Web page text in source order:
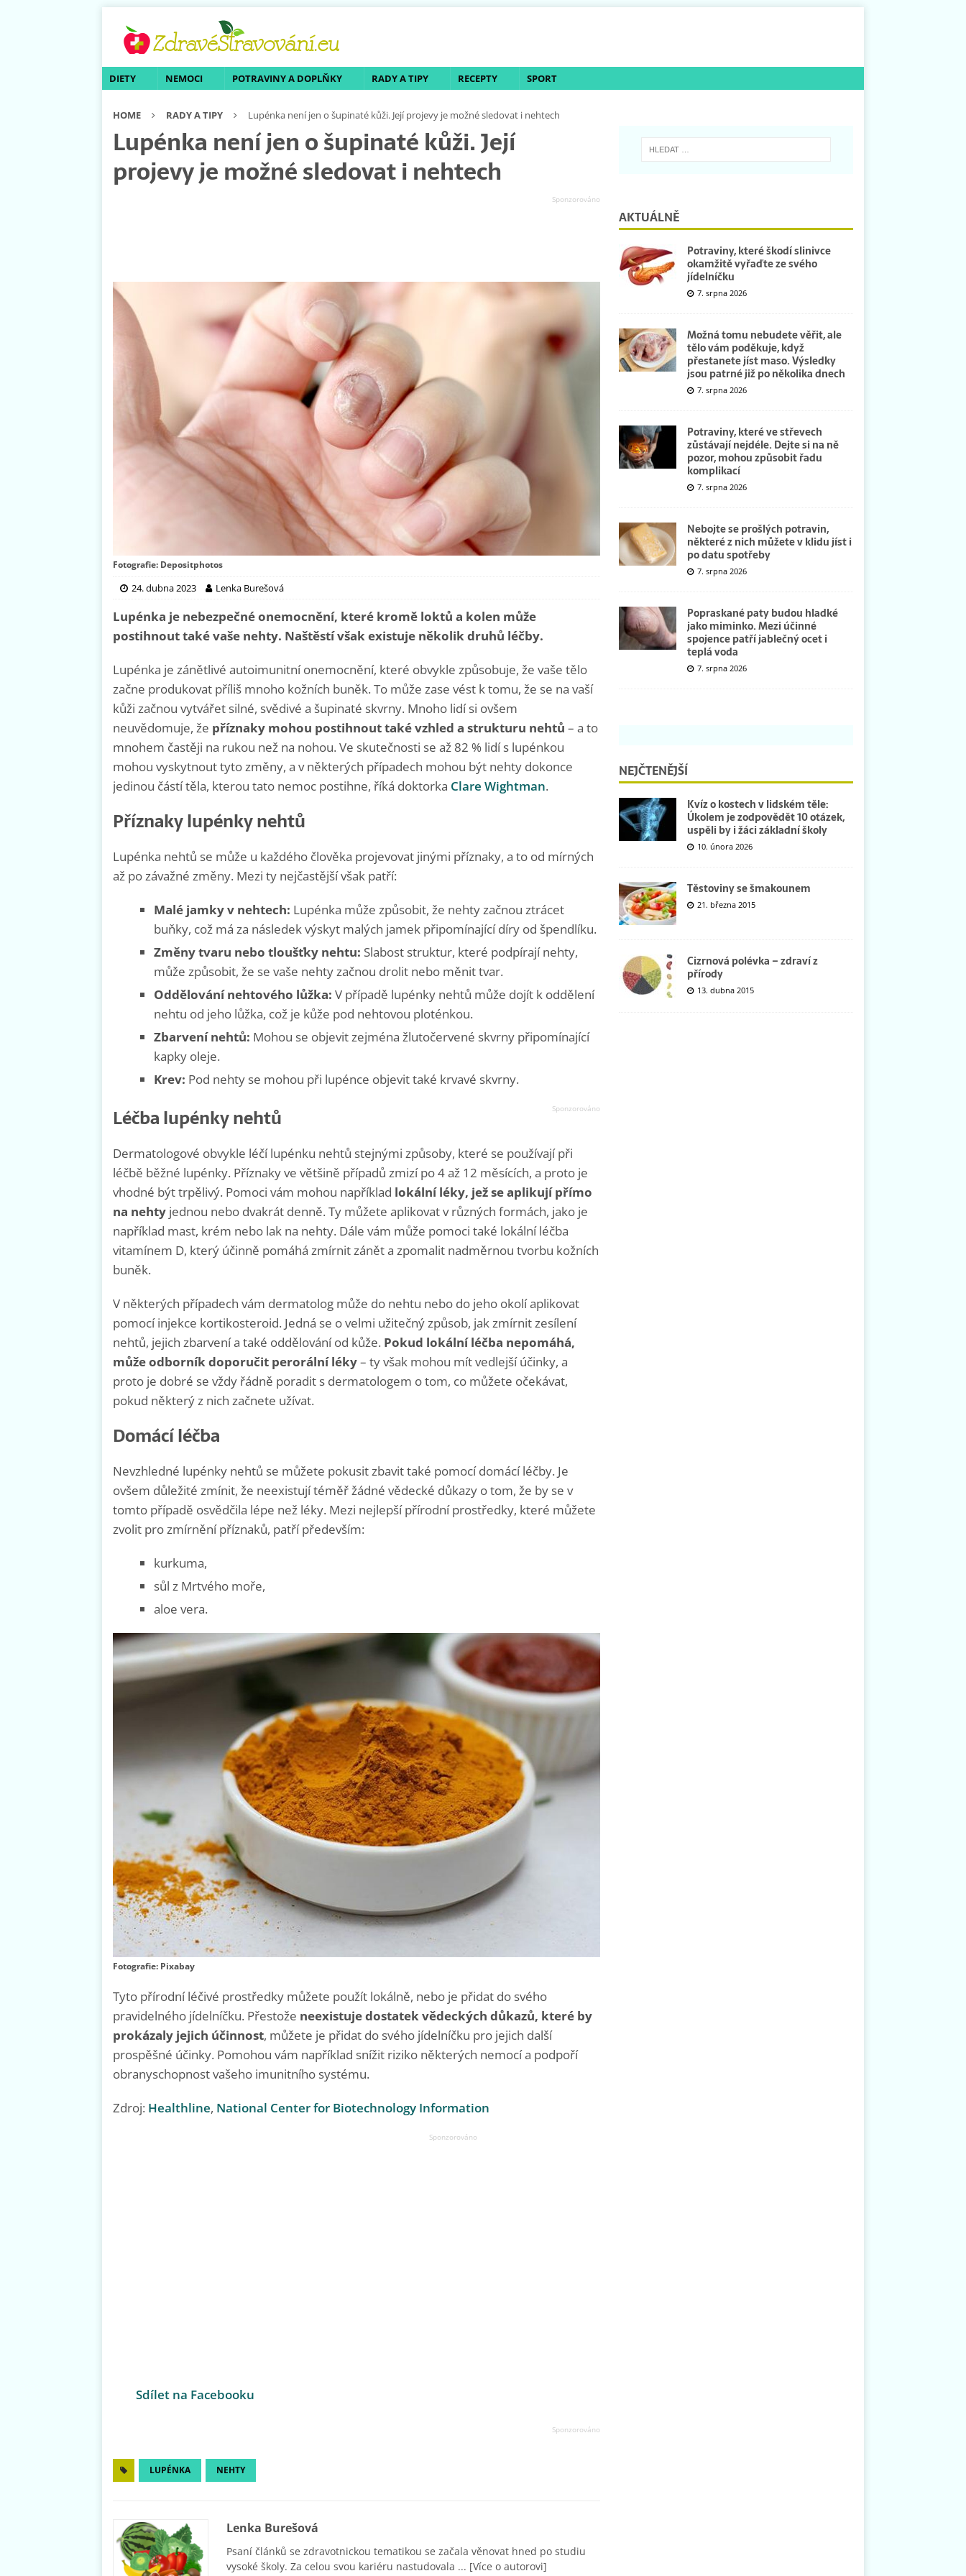
DIETY NEMOCI POTRAVINY A DOPLŇKY RADY A TIPY RECEPTY SPORT
HOME RADY A TIPY Lupénka není jen o šupinaté kůži. Její projevy je možné sledovat i nehtech
Lupénka není jen o šupinaté kůži. Její
projevy je možné sledovat i nehtech
Fotografie: Depositphotos
24. dubna 2023 Lenka Burešová
Lupénka je nebezpečné onemocnění, které kromě loktů a kolen může
postihnout také vaše nehty. Naštěstí však existuje několik druhů léčby.
Lupénka je zánětlivé autoimunitní onemocnění, které obvykle způsobuje, že vaše tělo
začne produkovat příliš mnoho kožních buněk. To může zase vést k tomu, že se na vaší
kůži začnou vytvářet silné, svědivé a šupinaté skvrny. Mnoho lidí si ovšem
neuvědomuje, že příznaky mohou postihnout také vzhled a strukturu nehtů – a to
mnohem častěji na rukou než na nohou. Ve skutečnosti se až 82 % lidí s lupénkou
mohou vyskytnout tyto změny, a v některých případech mohou být nehty dokonce
jedinou částí těla, kterou tato nemoc postihne, říká doktorka Clare Wightman.
Příznaky lupénky nehtů
Lupénka nehtů se může u každého člověka projevovat jinými příznaky, a to od mírných
až po závažné změny. Mezi ty nejčastější však patří:
Malé jamky v nehtech: Lupénka může způsobit, že nehty začnou ztrácet
buňky, což má za následek výskyt malých jamek připomínající díry od špendlíku.
Změny tvaru nebo tloušťky nehtu: Slabost struktur, které podpírají nehty,
může způsobit, že se vaše nehty začnou drolit nebo měnit tvar.
Oddělování nehtového lůžka: V případě lupénky nehtů může dojít k oddělení
nehtu od jeho lůžka, což je kůže pod nehtovou ploténkou.
Zbarvení nehtů: Mohou se objevit zejména žlutočervené skvrny připomínající
kapky oleje.
Krev: Pod nehty se mohou při lupénce objevit také krvavé skvrny.
Léčba lupénky nehtů
Dermatologové obvykle léčí lupénku nehtů stejnými způsoby, které se používají při
léčbě běžné lupénky. Příznaky ve většině případů zmizí po 4 až 12 měsících, a proto je
vhodné být trpělivý. Pomoci vám mohou například lokální léky, jež se aplikují přímo
na nehty jednou nebo dvakrát denně. Ty můžete aplikovat v různých formách, jako je
například mast, krém nebo lak na nehty. Dále vám může pomoci také lokální léčba
vitamínem D, který účinně pomáhá zmírnit zánět a zpomalit nadměrnou tvorbu kožních
buněk.
V některých případech vám dermatolog může do nehtu nebo do jeho okolí aplikovat
pomocí injekce kortikosteroid. Jedná se o velmi užitečný způsob, jak zmírnit zesílení
nehtů, jejich zbarvení a také oddělování od kůže. Pokud lokální léčba nepomáhá,
může odborník doporučit perorální léky– ty však mohou mít vedlejší účinky, a
proto je dobré se vždy řádně poradit s dermatologem o tom, co můžete očekávat,
pokud některý z nich začnete užívat.
Domácí léčba
Nevzhledné lupénky nehtů se můžete pokusit zbavit také pomocí domácí léčby. Je
ovšem důležité zmínit, že neexistují téměř žádné vědecké důkazy o tom, že by se v
tomto případě osvědčila lépe než léky. Mezi nejlepší přírodní prostředky, které můžete
zvolit pro zmírnění příznaků, patří především:
kurkuma,
sůl z Mrtvého moře,
aloe vera.
Fotografie: Pixabay
Tyto přírodní léčivé prostředky můžete použít lokálně, nebo je přidat do svého
pravidelného jídelníčku. Přestože neexistuje dostatek vědeckých důkazů, které by
prokázaly jejich účinnost, můžete je přidat do svého jídelníčku pro jejich další
prospěšné účinky. Pomohou vám například snížit riziko některých nemocí a podpoří
obranyschopnost vašeho imunitního systému.
Zdroj: Healthline, National Center for Biotechnology Information
Sdílet na Facebooku
LUPÉNKA NEHTY
Lenka Burešová
Psaní článků se zdravotnickou tematikou se začala věnovat hned po studiu
vysoké školy. Za celou svou kariéru nastudovala ... [Více o autorovi]
AKTUÁLNĚ
Potraviny, které škodí slinivce
okamžitě vyřaďte ze svého
jídelníčku
7. srpna 2026
Možná tomu nebudete věřit, ale
tělo vám poděkuje, když
přestanete jíst maso. Výsledky
jsou patrné již po několika dnech
7. srpna 2026
Potraviny, které ve střevech
zůstávají nejdéle. Dejte si na ně
pozor, mohou způsobit řadu
komplikací
7. srpna 2026
Nebojte se prošlých potravin,
některé z nich můžete v klidu jíst i
po datu spotřeby
7. srpna 2026
Popraskané paty budou hladké
jako miminko. Mezi účinné
spojence patří jablečný ocet i
teplá voda
7. srpna 2026
NEJČTENĚJŠÍ
Kvíz o kostech v lidském těle:
Úkolem je zodpovědět 10 otázek,
uspěli by i žáci základní školy
10. února 2026
Těstoviny se šmakounem
21. března 2015
Cizrnová polévka – zdraví z
přírody
13. dubna 2015